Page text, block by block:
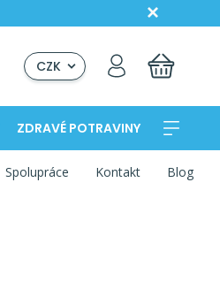
CZK
ZDRAVÉ POTRAVINY
Spolupráce Kontakt Blog